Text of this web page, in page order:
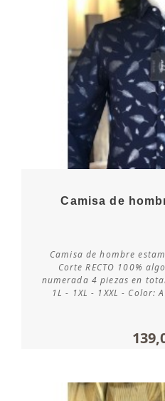
Consultar
Camisa de
Camisa de hombre
Corte RECTO 100%
numerada 4 piezas en
1L - 1XL - 1XXL - Color: